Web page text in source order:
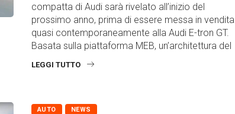
compatta di Audi sarà rivelato all’inizio del
prossimo anno, prima di essere messa in vendita
quasi contemporaneamente alla Audi E-tron GT.
Basata sulla piattaforma MEB, un’architettura del
LEGGI TUTTO
AUTO NEWS